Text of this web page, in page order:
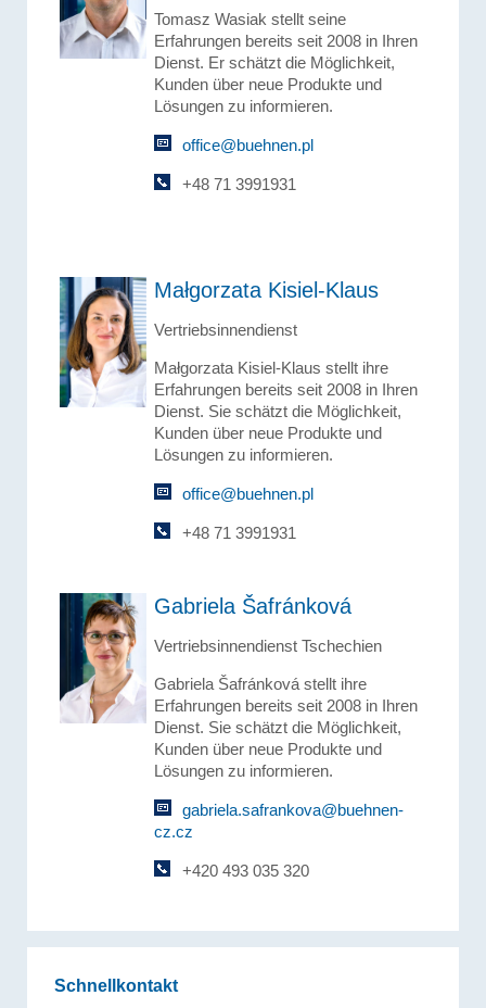
Tomasz Wasiak stellt seine
Erfahrungen bereits seit 2008 in Ihren
Dienst. Er schätzt die Möglichkeit,
Kunden über neue Produkte und
Lösungen zu informieren.
office@buehnen.pl
+48 71 3991931
Małgorzata Kisiel-Klaus
Vertriebsinnendienst
Małgorzata Kisiel-Klaus stellt ihre
Erfahrungen bereits seit 2008 in Ihren
Dienst. Sie schätzt die Möglichkeit,
Kunden über neue Produkte und
Lösungen zu informieren.
office@buehnen.pl
+48 71 3991931
Gabriela Šafránková
Vertriebsinnendienst Tschechien
Gabriela Šafránková stellt ihre
Erfahrungen bereits seit 2008 in Ihren
Dienst. Sie schätzt die Möglichkeit,
Kunden über neue Produkte und
Lösungen zu informieren.
gabriela.safrankova@buehnen-
cz.cz
+420 493 035 320
Schnellkontakt